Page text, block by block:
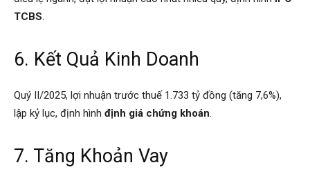
TCBS
6. Kết Quả Kinh Doanh
Quý II/2025, lợi nhuận trước thuế 1.733 tỷ đồng (tăng 7,6%),
lập kỷ lục, định hình định giá chứng khoán
7. Tăng Khoản Vay